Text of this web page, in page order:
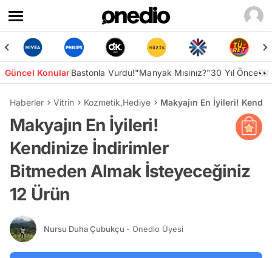
Güncel KonularBastonla Vurdu!"Manyak Mısınız?"30 Yıl Önce👀
Haberler Vitrin Kozmetik,Hediye Makyajın En İyileri!
Makyajın En İyileri!
Kendinize İndirimler
Bitmeden Almak İsteyeceğiniz
12 Ürün
Nursu Duha Çubukçu - Onedio Üyesi